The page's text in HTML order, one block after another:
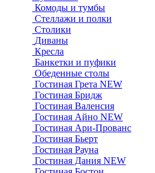
Комоды и тумбы
Стеллажи и полки
Столики
Диваны
Кресла
Банкетки и пуфики
Обеденные столы
Гостиная Грета NEW
Гостиная Бридж
Гостиная Валенсия
Гостиная Айно NEW
Гостиная Ари-Прованс
Гостиная Бьерт
Гостиная Рауна
Гостиная Дания NEW